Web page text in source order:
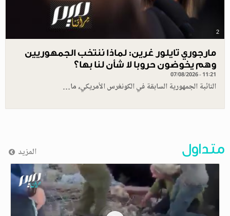
2
مارجوري تايلور غرين: لماذا ننتخب الجمهوريين
وهم يخوضون حروبا لا شأن لنا بها؟
07/08/2026 - 11:21
النائبة الجمهورية السابقة في الكونغرس الأمريكي، ما…
متداول المزيد